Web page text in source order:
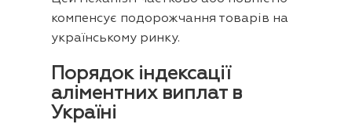
компенсує подорожчання товарів на
українському ринку.
Порядок індексації
аліментних виплат в
Україні